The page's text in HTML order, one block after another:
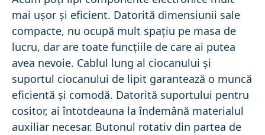
mai ușor și eficient. Datorită dimensiunii sale
compacte, nu ocupă mult spațiu pe masa de
lucru, dar are toate funcțiile de care ai putea
avea nevoie. Cablul lung al ciocanului şi
suportul ciocanului de lipit garantează o muncă
eficientă şi comodă. Datorită suportului pentru
cositor, ai întotdeauna la îndemână materialul
auxiliar necesar. Butonul rotativ din partea de